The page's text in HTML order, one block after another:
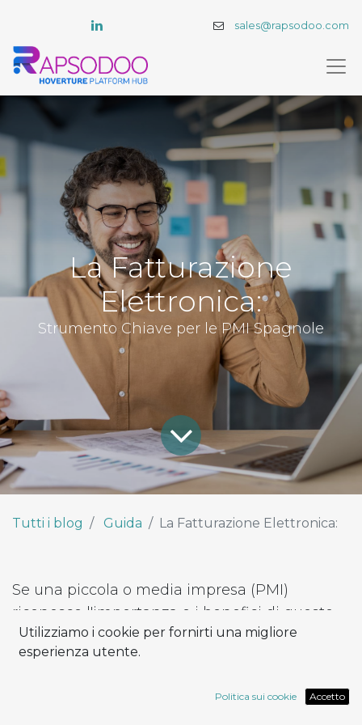
sales@rapsodoo.com
La Fatturazione
Elettronica:
Strumento Chiave per le PMI Spagnole
Tutti i blog Guida La Fatturazione Elettronica:
Se una piccola o media impresa (PMI)
riconosce l'importanza e i benefici di questo
strumento ma non lo implementa, potrebbe
diventare un ostacolo per la crescita e la
Utilizziamo i cookie per fornirti una migliore
esperienza utente.
Politica sui cookie Accetto